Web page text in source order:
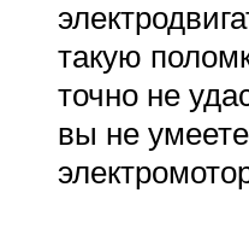
такую
точно не
вы не